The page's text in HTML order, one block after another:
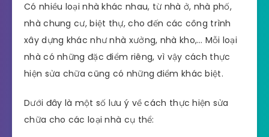
Có nhiều loại nhà khác nhau, từ nhà ở, nhà phố,
nhà chung cư, biệt thự, cho đến các công trình
xây dựng khác như nhà xưởng, nhà kho,… Mỗi loại
nhà có những đặc điểm riêng, vì vậy cách thực
hiện sửa chữa cũng có những điểm khác biệt.
Dưới đây là một số lưu ý về cách thực hiện sửa
chữa cho các loại nhà cụ thể: